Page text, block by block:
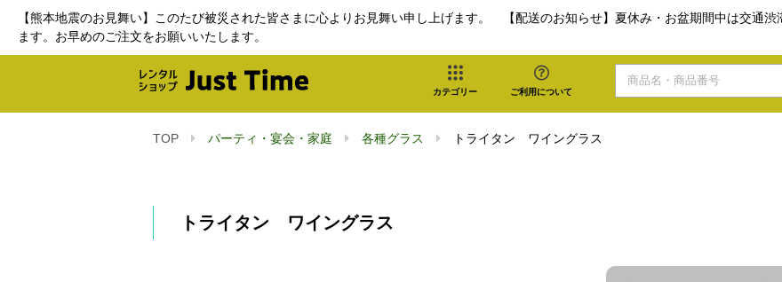
【熊本地震のお見舞い】このたび被災された皆さまに心よりお見舞い申し上げます。 【配送のお知らせ】夏休み・お盆期間中は交通
ます。お早めのご注文をお願いいたします。
カテゴリー ご利用について
TOP パーティ・宴会・家庭 各種グラス トライタン ワイングラス
トライタン ワイングラス